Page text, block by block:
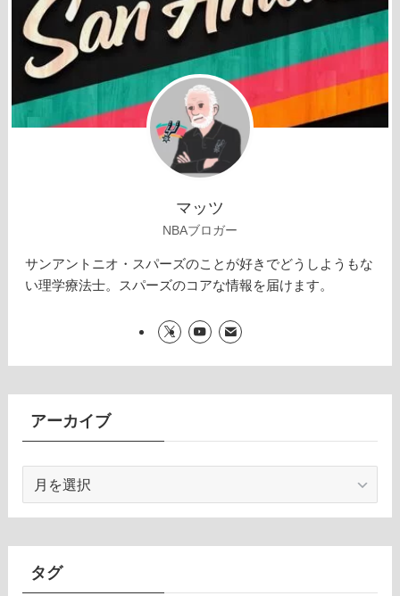
マッツ
NBAブロガー
サンアントニオ・スパーズのことが好きでどうしようもな
い理学療法士。スパーズのコアな情報を届けます。
アーカイブ
カ
イ
タグ